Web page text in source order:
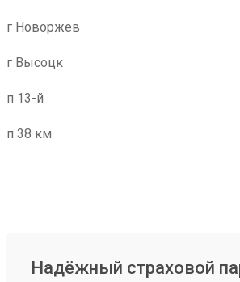
г Новоржев
г Высоцк
п 13-й
п 38 км
Надёжный страховой